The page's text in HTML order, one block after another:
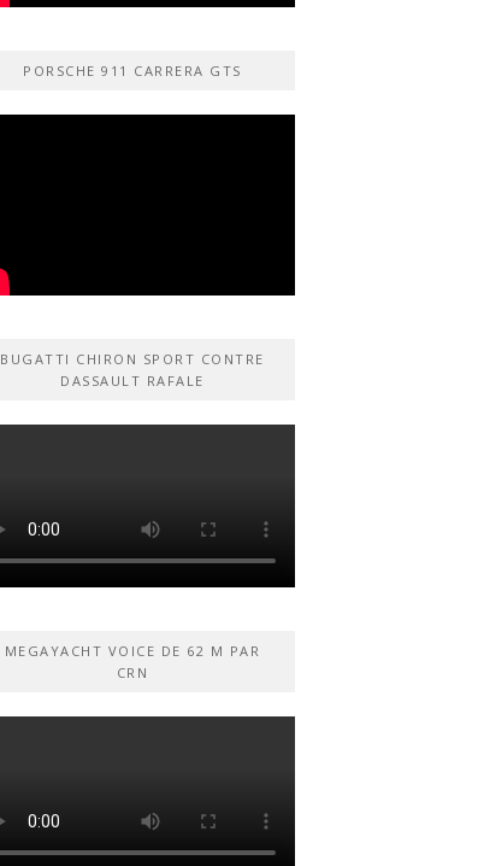
PORSCHE 911 CARRERA GTS
BUGATTI CHIRON SPORT CONTRE
DASSAULT RAFALE
MEGAYACHT VOICE DE 62 M PAR
CRN